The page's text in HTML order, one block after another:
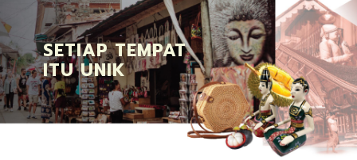
SETIAP TEMPAT
ITU UNIK